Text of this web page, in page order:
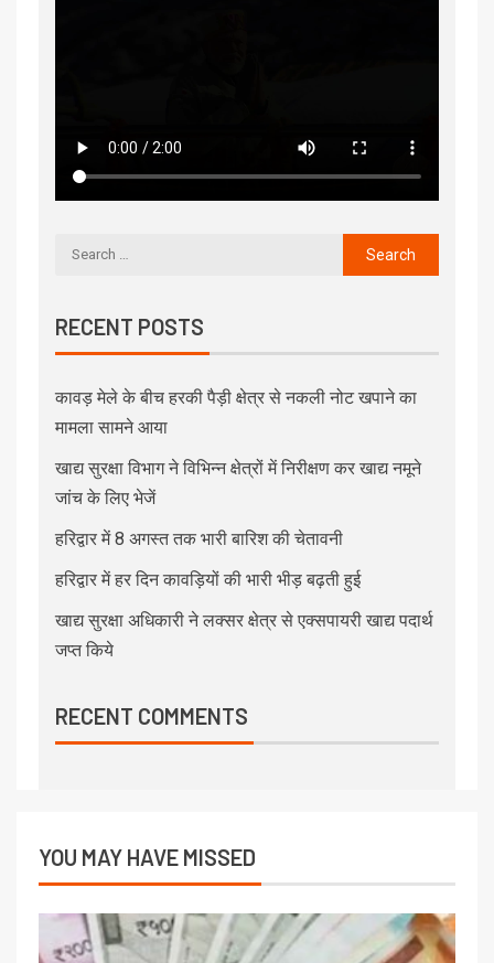
RECENT POSTS
कावड़ मेले के बीच हरकी पैड़ी क्षेत्र से नकली नोट खपाने का
मामला सामने आया
खाद्य सुरक्षा विभाग ने विभिन्न क्षेत्रों में निरीक्षण कर खाद्य नमूने
जांच के लिए भेजें
हरिद्वार में 8 अगस्त तक भारी बारिश की चेतावनी
हरिद्वार में हर दिन कावड़ियों की भारी भीड़ बढ़ती हुई
खाद्य सुरक्षा अधिकारी ने लक्सर क्षेत्र से एक्सपायरी खाद्य पदार्थ
जप्त किये
RECENT COMMENTS
YOU MAY HAVE MISSED